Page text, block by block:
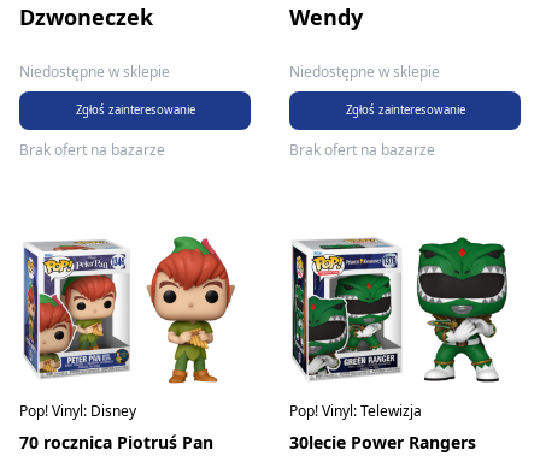
Dzwoneczek
Niedostępne w sklepie
Zgłoś zainteresowanie
Brak ofert na bazarze
Wendy
Niedostępne w sklepie
Zgłoś zainteresowanie
Brak ofert na bazarze
Pop! Vinyl: Disney
70 rocznica Piotruś Pan
Pop! Vinyl: Telewizja
30lecie Power Rangers